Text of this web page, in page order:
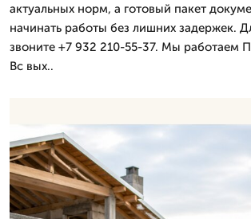
актуальных норм, а готовый пакет
начинать работы без лишних задержек.
звоните +7 932 210-55-37. Мы работаем
Вс вых..